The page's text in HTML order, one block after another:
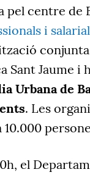
pel centre de
i
conjunta
Sant Jaume i
Urbana de
. Les
10.000
el